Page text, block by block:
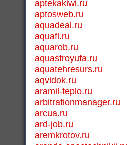
aptekakiwi.ru
aptosweb.ru
aquadeal.ru
aquafl.ru
aquarob.ru
aquastroyufa.ru
aquatehresurs.ru
aqvidok.ru
aramil-teplo.ru
arbitrationmanager.ru
arcua.ru
ard-job.ru
aremkrotov.ru